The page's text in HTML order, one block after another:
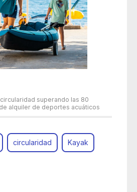
superando las 80
alquiler de deportes acuáticos
circularidad Kayak